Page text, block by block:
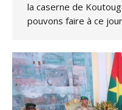
la caserne de
pouvons faire à ce